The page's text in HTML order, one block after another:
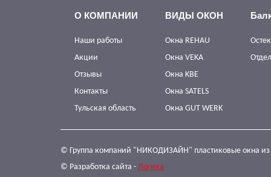
О КОМПАНИИ
Наши работы
Акции
Отзывы
Контакты
Тульская область
ВИДЫ ОКОН
Окна REHAU
Окна VEKA
Окна KBE
Окна SATELS
Окна GUT WERK
© Группа компаний "НИКОДИЗАЙН" пластиковые окна из
© Разработка сайта - Логика